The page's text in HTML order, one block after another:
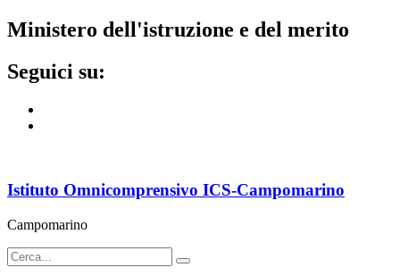
ministero dell'istruzione e del merito
seguici su:
Istituto Omnicomprensivo ICS-Campomarino
Campomarino